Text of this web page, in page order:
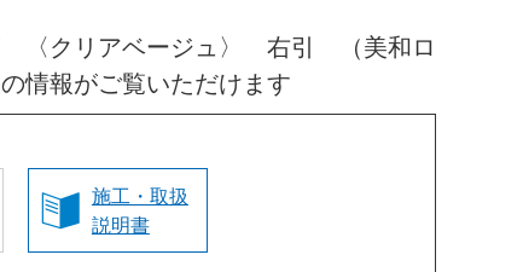
クリアベージュ〉 右引 （美和ロ
情報がご覧いただけます
施工・取扱
説明書